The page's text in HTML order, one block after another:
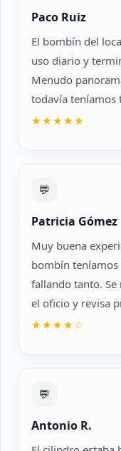
Paco Ruiz
El bombín del
uso diario y
Menudo
todavía teníamos
★★★★★
💬
Patricia Gómez
Muy buena
bombín
fallando tanto.
el oficio y revisa
★★★★☆
💬
Antonio R.